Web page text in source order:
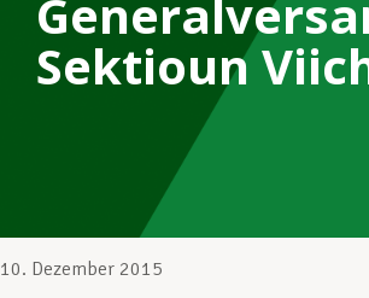
Der LCGB
Gewerkschaftsstrukturen
Unterstützung im
Sektioun
10. Dezember 2015